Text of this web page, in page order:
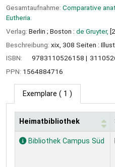
Gesamtaufnahme: Comparative
Eutheria.
Verlag: Berlin ; Boston : de Gruyter,
Beschreibung: xix, 308 Seiten :
ISBN:
9783110526158
PPN: 1564884716
Exemplare ( 1 )
Exemplare
Heimatbibliothek
Bibliothek Campus Süd